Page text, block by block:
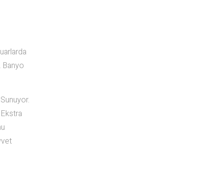
Banyo